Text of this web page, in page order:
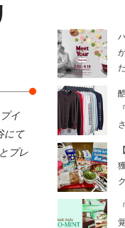
イ
にて
プレ